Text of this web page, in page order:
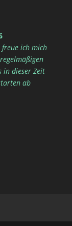
freue ich mich
in dieser Zeit
ab